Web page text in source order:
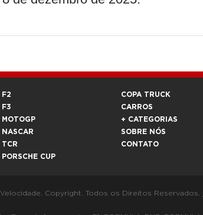
F2
F3
MOTOGP
NASCAR
TCR
PORSCHE CUP
COPA TRUCK
CARROS
+ CATEGORIAS
SOBRE NÓS
CONTATO
Copyright. Todos os Direitos Reservados.